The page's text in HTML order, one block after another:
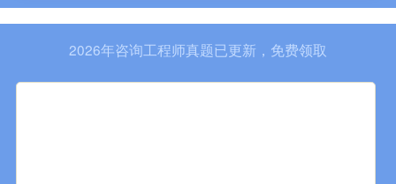
2026年咨询工程师真题已更新，免费领取